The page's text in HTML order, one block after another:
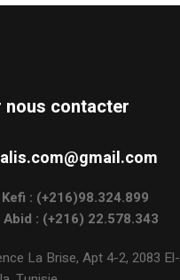
nous contacter
: (+216)98.324.899
: (+216) 22.578.343
La Brise, Apt 4-2, 2083 El-